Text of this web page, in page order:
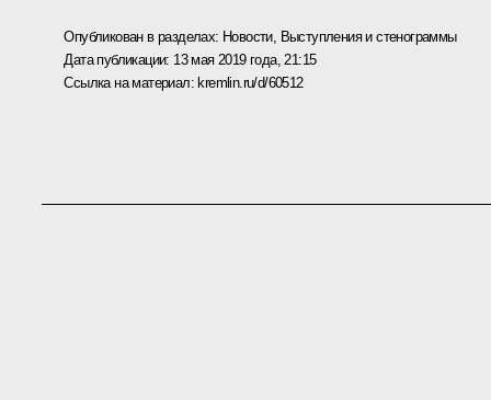
Опубликован в разделах: Новости, Выступления и стенограммы
Дата публикации: 13 мая 2019 года, 21:15
Ссылка на материал: kremlin.ru/d/60512